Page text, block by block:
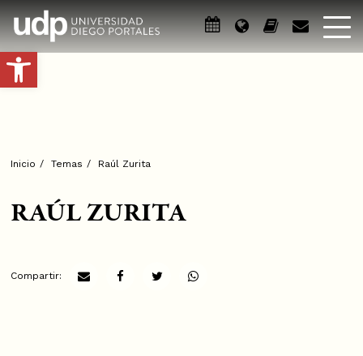
Abrir barra de herramientas
Inicio / Temas / Raúl Zurita
RAÚL ZURITA
Compartir: